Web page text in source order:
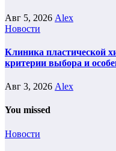
Авг 5, 2026 Alex
Новости
Клиника пластической
критерии выбора и
Авг 3, 2026 Alex
You missed
Новости